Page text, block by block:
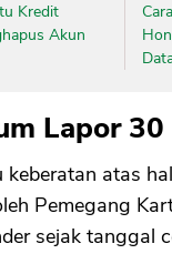
Kredit
Akun
Lapor
keberatan atas
Pemegang
sejak tanggal